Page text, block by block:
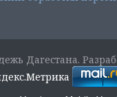
Дагестана.